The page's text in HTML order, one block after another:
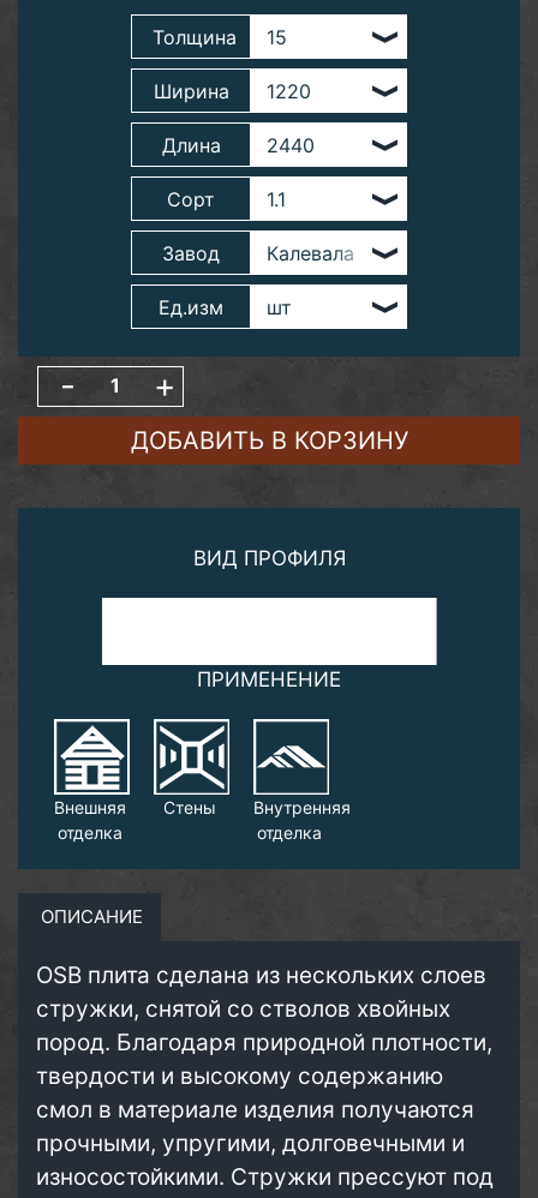
Толщина
Ширина
Длина
Сорт
Завод
Ед.изм
- +
ДОБАВИТЬ В КОРЗИНУ
ВИД ПРОФИЛЯ
ПРИМЕНЕНИЕ
Внешняя
отделка
Стены
Внутренняя
отделка
ОПИСАНИЕ
OSB плита сделана из нескольких слоев
стружки, снятой со стволов хвойных
пород. Благодаря природной плотности,
твердости и высокому содержанию
смол в материале изделия получаются
прочными, упругими, долговечными и
износостойкими. Стружки прессуют под